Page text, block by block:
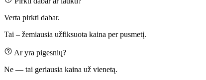
Verta pirkti dabar.
Tai – žemiausia užfiksuota kaina per pusmetį.
Ar yra pigesnių?
Ne — tai geriausia kaina už vienetą.